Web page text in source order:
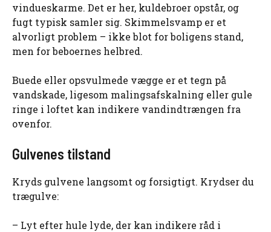
vindueskarme. Det er her, kuldebroer opstår, og
fugt typisk samler sig. Skimmelsvamp er et
alvorligt problem – ikke blot for boligens stand,
men for beboernes helbred.
Buede eller opsvulmede vægge er et tegn på
vandskade, ligesom malingsafskalning eller gule
ringe i loftet kan indikere vandindtrængen fra
ovenfor.
Gulvenes tilstand
Kryds gulvene langsomt og forsigtigt. Krydser du
trægulve:
– Lyt efter hule lyde, der kan indikere råd i